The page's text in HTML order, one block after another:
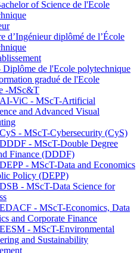
of Science de l'Ecole
d’Ingénieur diplômé de l’École
de l'Ecole polytechnique
gradué de l'Ecole
-MSc&T
ViC - MScT-Artificial
and Advanced Visual
- MScT-Cybersecurity (CyS)
- MScT-Double Degree
Finance (DDDF)
- MScT-Data and Economics
Policy (DEPP)
- MScT-Data Science for
- MScT-Economics, Data
and Corporate Finance
- MScT-Environmental
and Sustainability